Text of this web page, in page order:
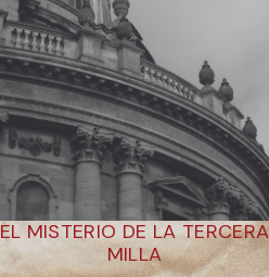
EL MISTERIO DE LA TERCERA
MILLA